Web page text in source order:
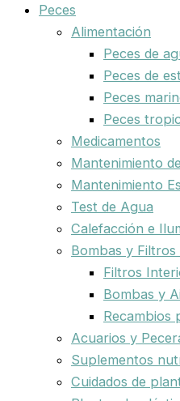
Peces
Alimentación
Peces de
Peces de
Peces
Peces
Medicamentos
Mantenimiento
Mantenimiento
Test de Agua
Calefacción e
Bombas y Filtros
Filtros
Bombas y
Recambios
Acuarios y
Suplementos
Cuidados de